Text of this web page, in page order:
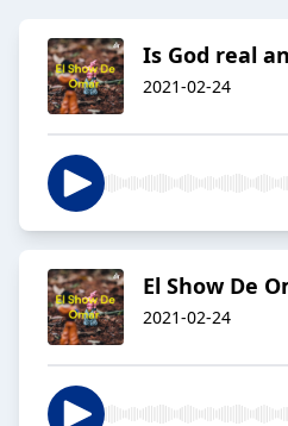
Is God real
2021-02-24
El Show De
2021-02-24